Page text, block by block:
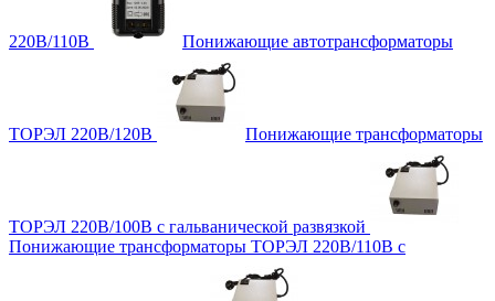
220В/110В Понижающие автотрансформаторы
ТОРЭЛ 220В/120В Понижающие трансформаторы
ТОРЭЛ 220В/100В с гальванической развязкой
Понижающие трансформаторы ТОРЭЛ 220В/110В с